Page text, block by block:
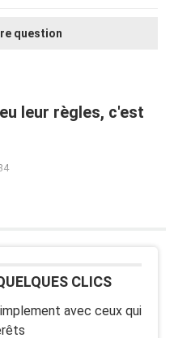
question
leur règles, c'est
CLICS
avec ceux qui